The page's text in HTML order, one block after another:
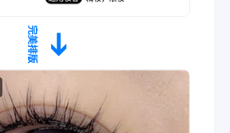
➔
完美排版